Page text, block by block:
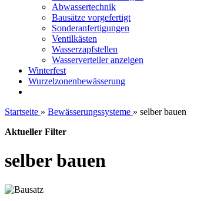
Abwassertechnik
Bausätze vorgefertigt
Sonderanfertigungen
Ventilkästen
Wasserzapfstellen
Wasserverteiler anzeigen
Winterfest
Wurzelzonenbewässerung
Startseite » Bewässerungssysteme » selber bauen
Aktueller Filter
selber bauen